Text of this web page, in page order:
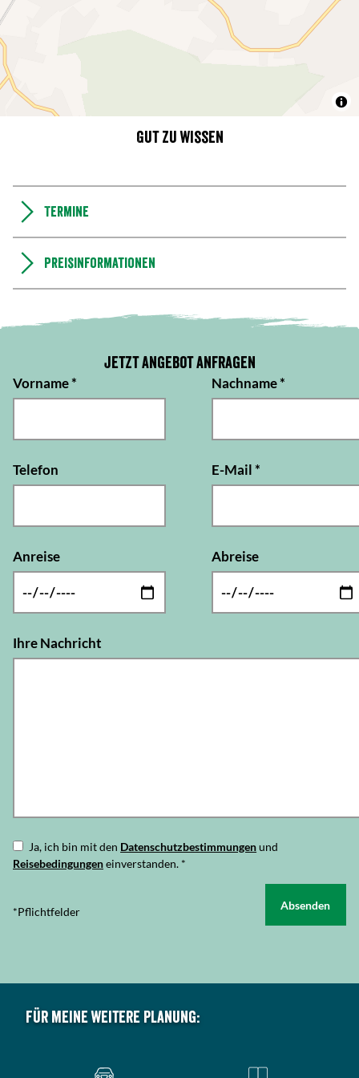
Gut zu wissen
Termine
Preisinformationen
Jetzt Angebot anfragen
Vorname* Nachname*
Telefon E-Mail*
Anreise Abreise
Ihre Nachricht
Ja, ich bin mit den Datenschutzbestimmungenund
Reisebedingungeneinverstanden. *
*Pflichtfelder Absenden
Für meine weitere Planung: